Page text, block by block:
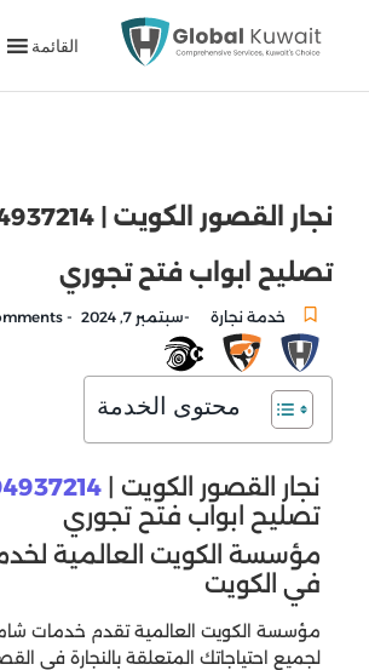
القائمة
تصليح ابواب فتح تجوري
خدمة نجارة -سبتمبر 7, 2024 -
محتوى الخدمة
نجار القصور الكويت |
تصليح ابواب فتح تجوري
مؤسسة الكويت العالمية
في الكويت
مؤسسة الكويت العالمية تقدم خدمات
لجميع احتياجاتك المتعلقة بالنجارة في